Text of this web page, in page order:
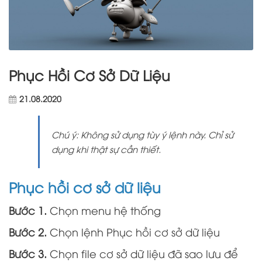
Phục Hồi Cơ Sở Dữ Liệu
21.08.2020
Chú ý: Không sử dụng tùy ý lệnh này. Chỉ sử
dụng khi thật sự cần thiết.
Phục hồi cơ sở dữ liệu
Bước 1. Chọn menu hệ thống
Bước 2. Chọn lệnh Phục hồi cơ sở dữ liệu
Bước 3. Chọn file cơ sở dữ liệu đã sao lưu để